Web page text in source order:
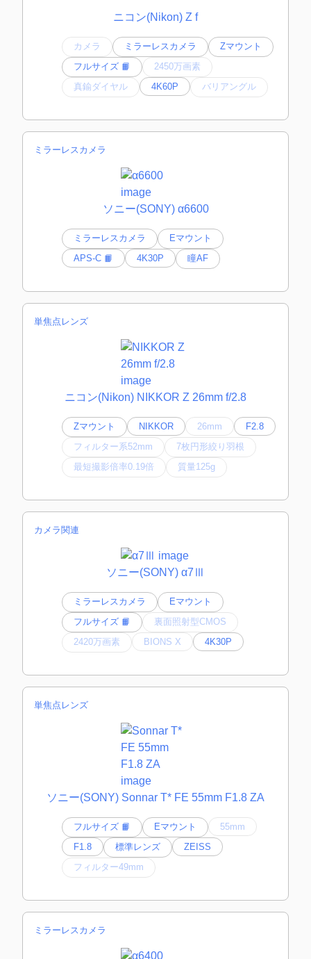
ニコン(Nikon) Z f
カメラ ミラーレスカメラ
Zマウント
フルサイズ 📙
2450万画素
真鍮ダイヤル
4K60P バリアングル
ミラーレスカメラ
ソニー(SONY) α6600
ミラーレスカメラ
Eマウント
APS-C 📙
4K30P 瞳AF
単焦点レンズ
ニコン(Nikon) NIKKOR Z 26mm f/2.8
Zマウント NIKKOR 26mm
F2.8
フィルター系52mm
7枚円形絞り羽根
最短撮影倍率0.19倍
質量125g
カメラ関連
ソニー(SONY) α7Ⅲ
ミラーレスカメラ
Eマウント
フルサイズ 📙
裏面照射型CMOS
2420万画素
BIONS X 4K30P
単焦点レンズ
ソニー(SONY) Sonnar T* FE 55mm F1.8 ZA
フルサイズ 📙 Eマウント
55mm
F1.8
標準レンズ
ZEISS
フィルター49mm
ミラーレスカメラ